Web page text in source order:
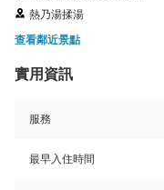
熱乃湯揉湯
查看鄰近景點
實用資訊
服務
最早入住時間